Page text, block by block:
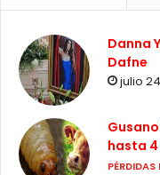
Danna
Dafne
julio
hasta